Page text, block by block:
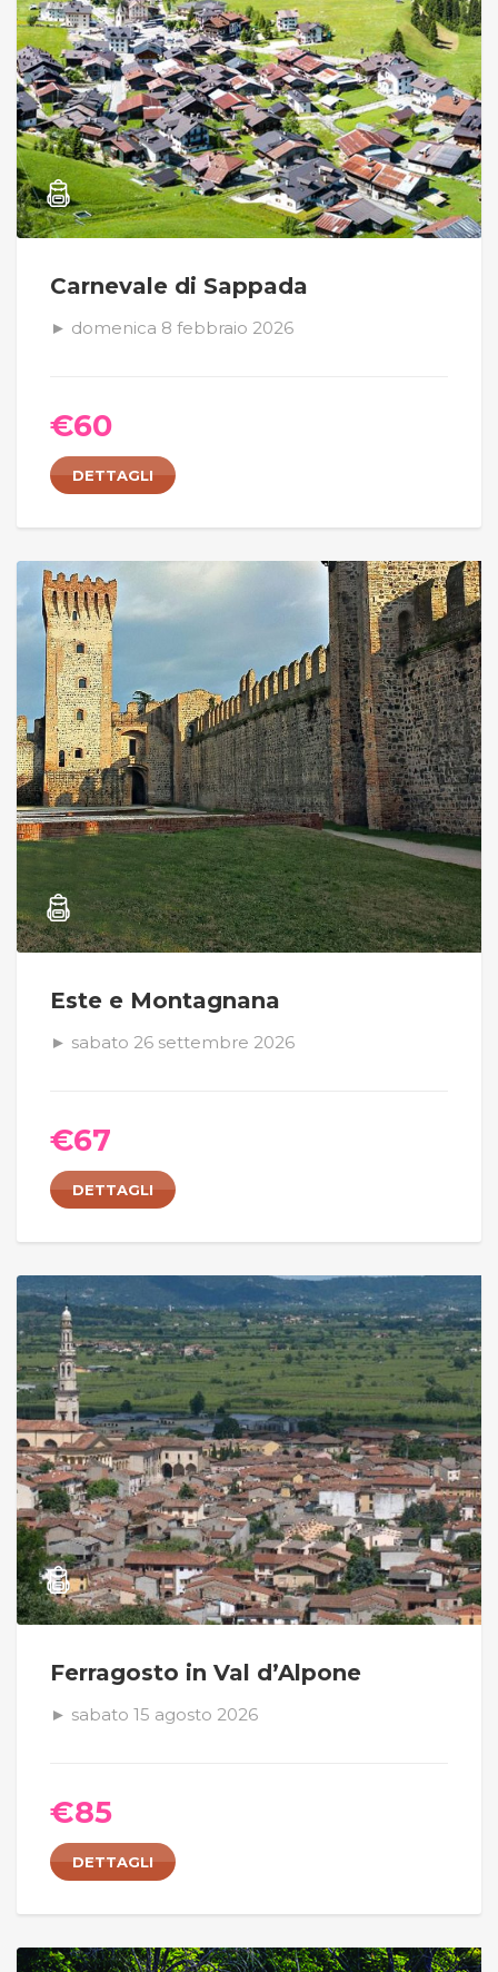
Carnevale di Sappada
► domenica 8 febbraio 2026
€60
DETTAGLI
Este e Montagnana
► sabato 26 settembre 2026
€67
DETTAGLI
Ferragosto in Val d’Alpone
► sabato 15 agosto 2026
€85
DETTAGLI